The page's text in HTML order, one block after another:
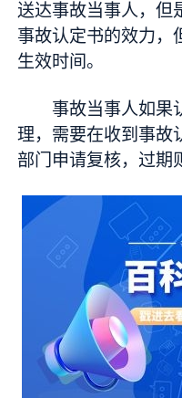
送达事故当事人，但
事故认定书的效力，
生效时间。
事故当事人如果
理，需要在收到事故
部门申请复核，过期